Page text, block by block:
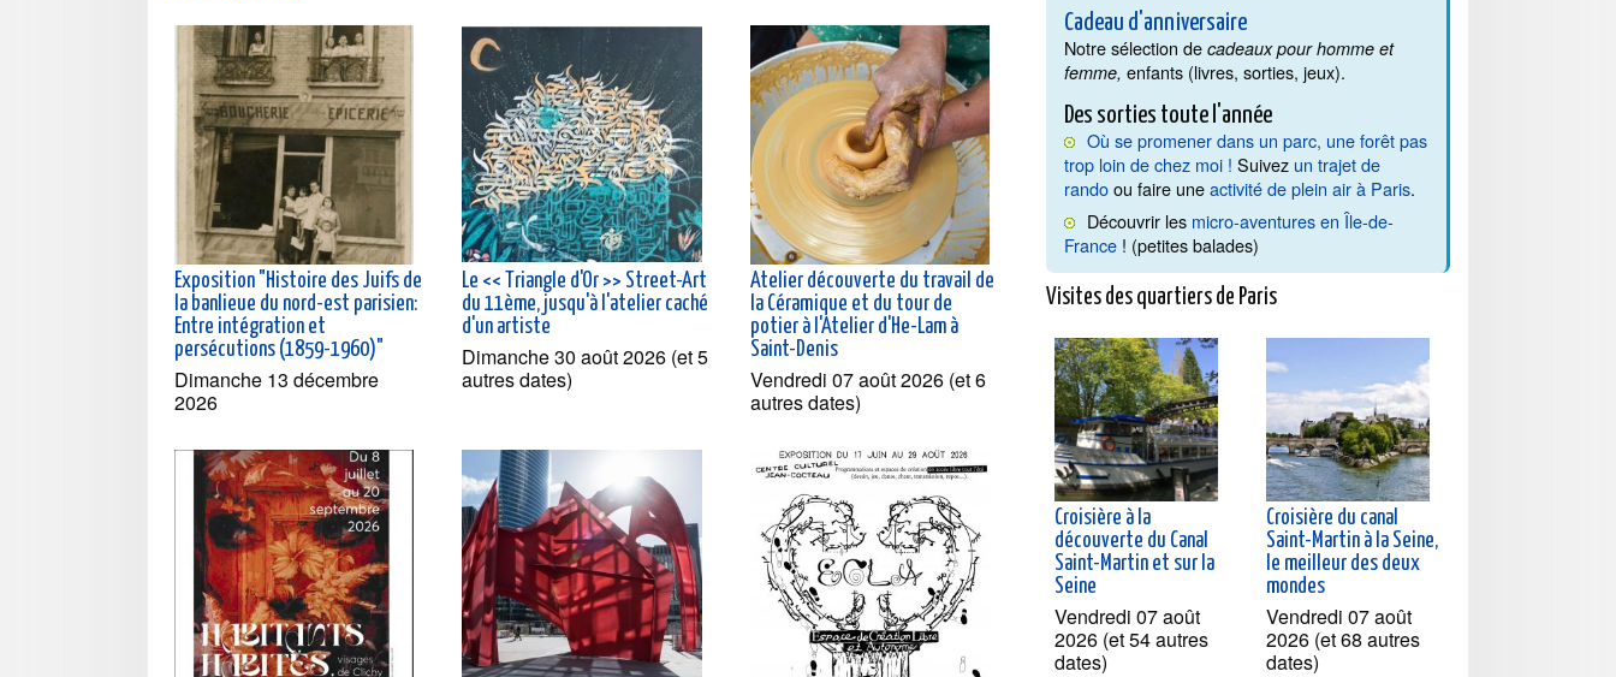
Exposition "Histoire des Juifs de
la banlieue du nord-est parisien:
Entre intégration et
persécutions (1859-1960)"
Dimanche 13 décembre
2026
Le << Triangle d'Or >> Street-Art
du 11ème, jusqu'à l'atelier caché
d'un artiste
Dimanche 30 août 2026 (et 5
autres dates)
Atelier découverte du travail de
la Céramique et du tour de
potier à l'Atelier d'He-Lam à
Saint-Denis
Vendredi 07 août 2026 (et 6
autres dates)
Cadeau d'anniversaire
Notre sélection decadeaux pour homme et
femme, enfants (livres, sorties, jeux).
Des sorties toute l'année
Où se promener dans un parc, une forêt pas
trop loin de chez moi ! Suivez un trajet de
randoou faire uneactivité de plein air à Paris.
Découvrir les micro-aventures en Île-de-
France ! (petites balades)
Visites des quartiers de Paris
Croisière à la
découverte du Canal
Saint-Martin et sur la
Seine
Vendredi 07 août
2026 (et 54 autres
dates)
Croisière du canal
Saint-Martin à la Seine,
le meilleur des deux
mondes
Vendredi 07 août
2026 (et 68 autres
dates)